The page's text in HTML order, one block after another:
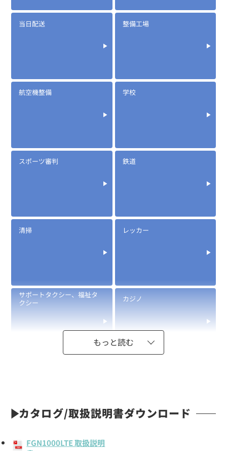
当日配送 整備工場
航空機整備 学校
スポーツ審判 鉄道
清掃 レッカー
サポートタクシー、福祉タ
クシー
カジノ
もっと読む
カタログ/取扱説明書ダウンロード
FGN1000LTE 取扱説明